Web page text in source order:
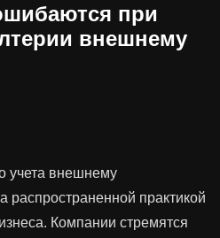
при
внешнему
учета внешнему
распространенной практикой
Компании стремятся